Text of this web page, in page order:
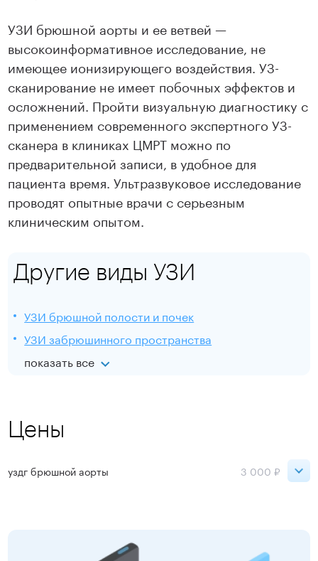
УЗИ брюшной аорты и ее ветвей —
высокоинформативное исследование, не
имеющее ионизирующего воздействия. УЗ-
сканирование не имеет побочных эффектов и
осложнений. Пройти визуальную диагностику с
применением современного экспертного УЗ-
сканера в клиниках ЦМРТ можно по
предварительной записи, в удобное для
пациента время. Ультразвуковое исследование
проводят опытные врачи с серьезным
клиническим опытом.
Другие виды УЗИ
УЗИ брюшной полости и почек
УЗИ забрюшинного пространства
показать все
Цены
уздг брюшной аорты 3 000 ₽